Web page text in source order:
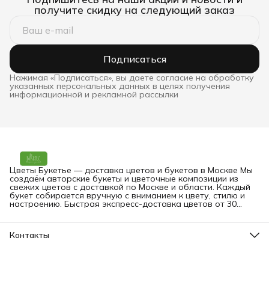
получите скидку на следующий заказ
Подписаться
Нажимая «Подписаться», вы даете согласие на обработку
указанных персональных данных в целях получения
информационной и рекламной рассылки
Цветы Букетье — доставка цветов и букетов в Москве Мы
создаём авторские букеты и цветочные композиции из
свежих цветов с доставкой по Москве и области. Каждый
букет собирается вручную с вниманием к цвету, стилю и
настроению. Быстрая экспресс-доставка цветов от 30
заказать букет онлайн в любое время.
Контакты